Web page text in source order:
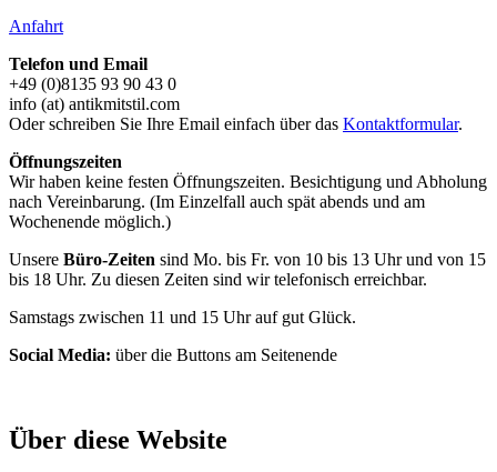
Anfahrt
Telefon und Email
+49 (0)8135 93 90 43 0
info (at) antikmitstil.com
Oder schreiben Sie Ihre Email einfach über das Kontaktformular.
Öffnungszeiten
Wir haben keine festen Öffnungszeiten. Besichtigung und Abholung
nach Vereinbarung. (Im Einzelfall auch spät abends und am
Wochenende möglich.)
Unsere Büro-Zeiten sind Mo. bis Fr. von 10 bis 13 Uhr und von 15
bis 18 Uhr. Zu diesen Zeiten sind wir telefonisch erreichbar.
Samstags zwischen 11 und 15 Uhr auf gut Glück.
Social Media: über die Buttons am Seitenende
Über diese Website